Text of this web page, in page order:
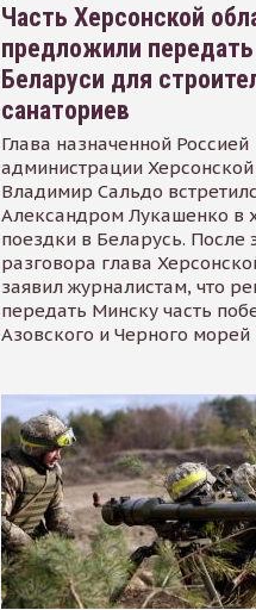
Часть Херсонской
предложили передать
Беларуси для
санаториев
Глава назначенной Россией
администрации Херсонской
Владимир Сальдо
Александром Лукашенко в
поездки в Беларусь. После
разговора глава
заявил журналистам, что
передать Минску часть
Азовского и Черного морей